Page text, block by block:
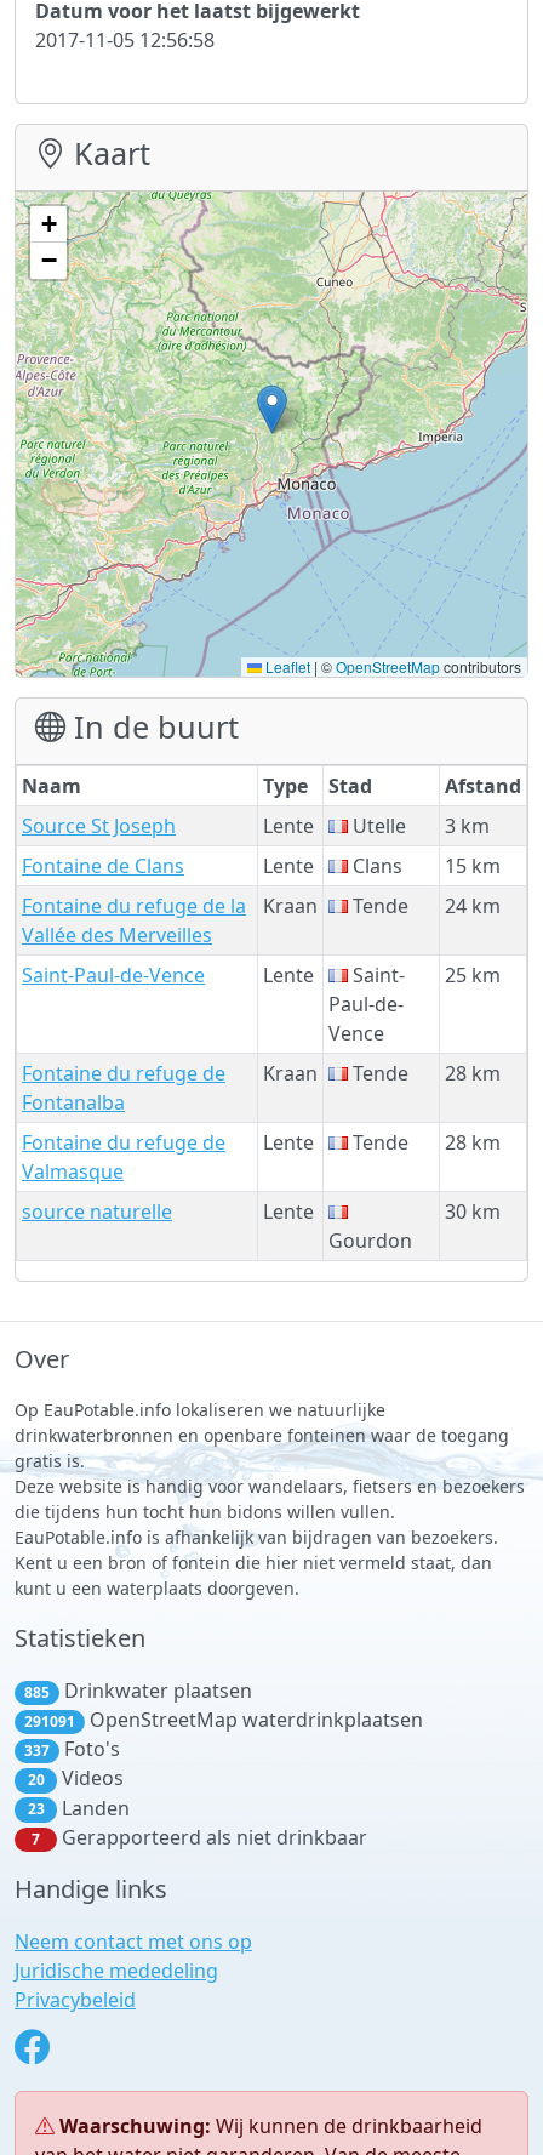
Datum voor het laatst bijgewerkt
2017-11-05 12:56:58
Kaart
+
−
Leaflet | ©OpenStreetMapcontributors
In de buurt
Naam Type Stad
Afstand
Source St Joseph
Lente Utelle
3 km
Fontaine de Clans
Lente Clans
15 km
Fontaine du refuge de la
Vallée des Merveilles
Kraan Tende 24 km
Saint-Paul-de-Vence Lente
Saint-
Paul-de-
Vence
25 km
Fontaine du refuge de
Fontanalba
Kraan Tende 28 km
Fontaine du refuge de
Valmasque
Lente Tende 28 km
source naturelle
Lente
Gourdon
30 km
Over
Op EauPotable.info lokaliseren we natuurlijke
drinkwaterbronnen en openbare fonteinen waar de toegang
gratis is.
Deze website is handig voor wandelaars, fietsers en bezoekers
die tijdens hun tocht hun bidons willen vullen.
EauPotable.info is afhankelijk van bijdragen van bezoekers.
Kent u een bron of fontein die hier niet vermeld staat, dan
kunt u een waterplaats doorgeven.
Statistieken
885 Drinkwater plaatsen
291091 OpenStreetMap waterdrinkplaatsen
337 Foto's
20 Videos
23 Landen
7 Gerapporteerd als niet drinkbaar
Handige links
Neem contact met ons op
Juridische mededeling
Privacybeleid
Waarschuwing: Wij kunnen de drinkbaarheid